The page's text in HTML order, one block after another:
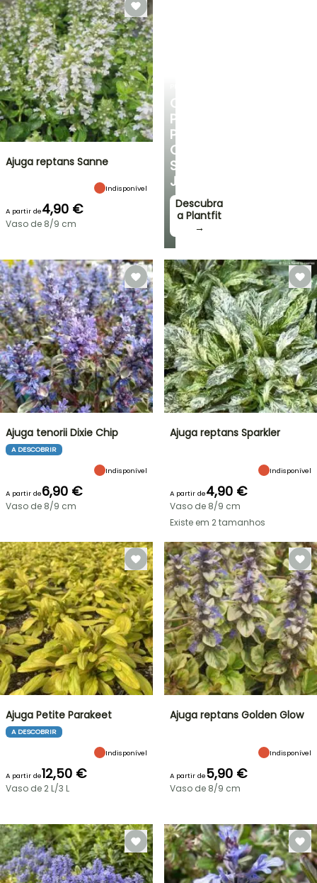
CONSELHOS
PERSONALIZADOS
PARA
O
SEU
JARDIM
Descubra
a Plantfit
→
Ajuga reptans Sanne
Indisponível
A partir de4,90 €
Vaso de 8/9 cm
Ajuga tenorii Dixie Chip
A DESCOBRIR
Indisponível
A partir de6,90 €
Vaso de 8/9 cm
Ajuga reptans Sparkler
Indisponível
A partir de4,90 €
Vaso de 8/9 cm
Existe em 2 tamanhos
Ajuga Petite Parakeet
A DESCOBRIR
Indisponível
A partir de12,50 €
Vaso de 2 L/3 L
Ajuga reptans Golden Glow
Indisponível
A partir de5,90 €
Vaso de 8/9 cm